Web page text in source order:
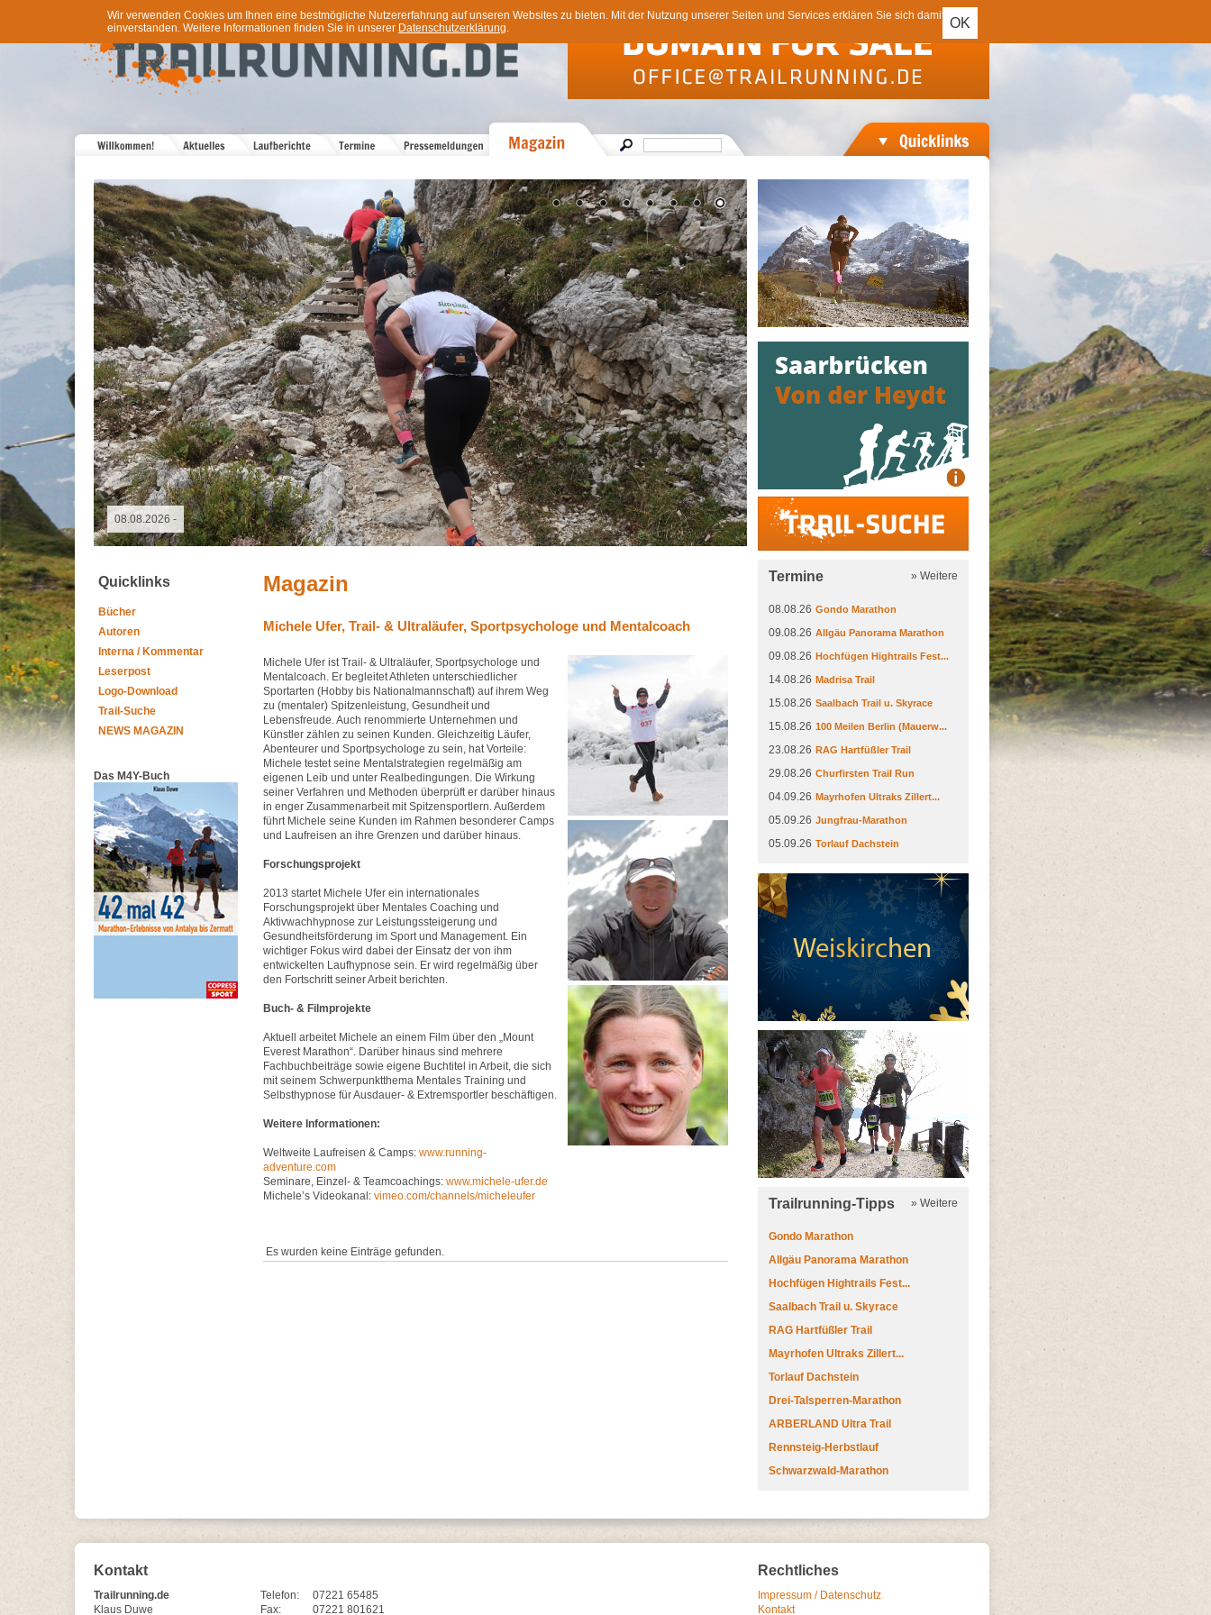
OK
Wir verwenden Cookies um Ihnen eine bestmögliche Nutzererfahrung auf unseren Websites zu bieten. Mit der Nutzung unserer Seiten und Services erklären Sie sich damit
einverstanden. Weitere Informationen finden Sie in unserer Datenschutzerklärung.
09.05.2026 - GutsMuths-Rennsteiglauf
Trail-Suche
Quicklinks
Bücher
Autoren
Interna / Kommentar
Leserpost
Logo-Download
Trail-Suche
NEWS MAGAZIN
Das M4Y-Buch
Magazin
Michele Ufer, Trail- & Ultraläufer, Sportpsychologe und Mentalcoach
Michele Ufer ist Trail- & Ultraläufer, Sportpsychologe und
Mentalcoach. Er begleitet Athleten unterschiedlicher
Sportarten (Hobby bis Nationalmannschaft) auf ihrem Weg
zu (mentaler) Spitzenleistung, Gesundheit und
Lebensfreude. Auch renommierte Unternehmen und
Künstler zählen zu seinen Kunden. Gleichzeitig Läufer,
Abenteurer und Sportpsychologe zu sein, hat Vorteile:
Michele testet seine Mentalstrategien regelmäßig am
eigenen Leib und unter Realbedingungen. Die Wirkung
seiner Verfahren und Methoden überprüft er darüber hinaus
in enger Zusammenarbeit mit Spitzensportlern. Außerdem
führt Michele seine Kunden im Rahmen besonderer Camps
und Laufreisen an ihre Grenzen und darüber hinaus.
Forschungsprojekt
2013 startet Michele Ufer ein internationales
Forschungsprojekt über Mentales Coaching und
Aktivwachhypnose zur Leistungssteigerung und
Gesundheitsförderung im Sport und Management. Ein
wichtiger Fokus wird dabei der Einsatz der von ihm
entwickelten Laufhypnose sein. Er wird regelmäßig über
den Fortschritt seiner Arbeit berichten.
Buch- & Filmprojekte
Aktuell arbeitet Michele an einem Film über den „Mount
Everest Marathon“. Darüber hinaus sind mehrere
Fachbuchbeiträge sowie eigene Buchtitel in Arbeit, die sich
mit seinem Schwerpunktthema Mentales Training und
Selbsthypnose für Ausdauer- & Extremsportler beschäftigen.
Weitere Informationen:
Weltweite Laufreisen & Camps: www.running-
adventure.com
Seminare, Einzel- & Teamcoachings: www.michele-ufer.de
Michele’s Videokanal: vimeo.com/channels/micheleufer
Es wurden keine Einträge gefunden.
Termine » Weitere
08.08.26 Gondo Marathon
09.08.26 Allgäu Panorama Marathon
09.08.26 Hochfügen Hightrails Fest...
14.08.26 Madrisa Trail
15.08.26 Saalbach Trail u. Skyrace
15.08.26 100 Meilen Berlin (Mauerw...
23.08.26 RAG Hartfüßler Trail
29.08.26 Churfirsten Trail Run
04.09.26 Mayrhofen Ultraks Zillert...
05.09.26 Jungfrau-Marathon
05.09.26 Torlauf Dachstein
Trailrunning-Tipps » Weitere
Gondo Marathon
Allgäu Panorama Marathon
Hochfügen Hightrails Fest...
Saalbach Trail u. Skyrace
RAG Hartfüßler Trail
Mayrhofen Ultraks Zillert...
Torlauf Dachstein
Drei-Talsperren-Marathon
ARBERLAND Ultra Trail
Rennsteig-Herbstlauf
Schwarzwald-Marathon
Kontakt
Trailrunning.de
Klaus Duwe
Telefon:
07221 65485
Fax:
07221 801621
Rechtliches
Impressum / Datenschutz
Kontakt